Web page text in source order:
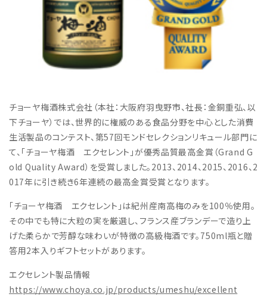
チョーヤ梅酒株式会社（本社：大阪府羽曳野市、社長：金銅重弘、以
下チョーヤ）では、世界的に権威のある食品分野を中心とした消費
生活製品のコンテスト、第57回モンドセレクションリキュール部門に
て、「チョーヤ梅酒 エクセレント」が優秀品質最高金賞（Grand G
old Quality Award）を受賞しました。2013、2014、2015、2016、2
017年に引き続き6年連続の最高金賞受賞となります。
「チョーヤ梅酒 エクセレント」は紀州産南高梅のみを100％使用。
その中でも特に大粒の実を厳選し、フランス産ブランデーで造り上
げた柔らかで芳醇な味わいが特徴の高級梅酒です。750ml瓶と贈
答用2本入りギフトセットがあります。
エクセレント製品情報
https://www.choya.co.jp/products/umeshu/excellent